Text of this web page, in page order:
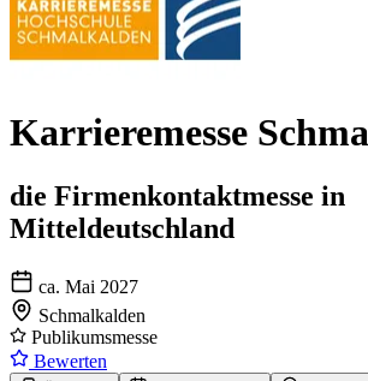
Karrieremesse
die Firmenkontaktmesse in
Mitteldeutschland
ca. Mai 2027
Schmalkalden
Publikumsmesse
Bewerten